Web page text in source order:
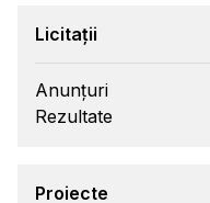
Licitații
Anunțuri
Rezultate
Proiecte